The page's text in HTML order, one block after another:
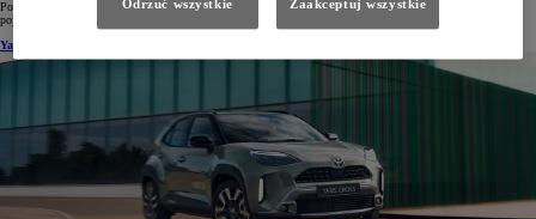
Poniższe zestawienie obejmuje wszystkie rodzinne modele Toyoty. Wyznacznikiem jest największa możliwa
pojemność bagażnika mierzona do linii okna, przy rozłożonych wszystkich siedzeniach:
Yaris Cross
Odrzuć wszystkie Zaakceptuj wszystkie